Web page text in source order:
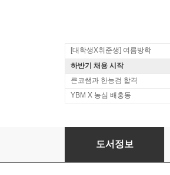
[대학생X취준생] 여름방학
하반기 채용 시작
큰코쌤과 한능검 합격
YBM X 농심 배홍동
동사 중심 네이티브 영
도서정보